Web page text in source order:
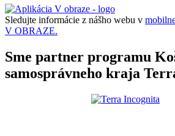
Sledujte informácie z nášho webu v
V OBRAZE.
Sme partner programu
samosprávneho kraja